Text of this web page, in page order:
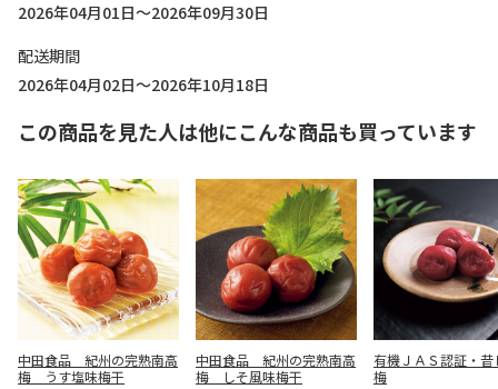
2026年04月01日～2026年09月30日
配送期間
2026年04月02日～2026年10月18日
この商品を見た人は他にこんな商品も買っています
中田食品 紀州の完熟南高
梅 うす塩味梅干
中田食品 紀州の完熟南高
梅 しそ風味梅干
有機ＪＡＳ認証・昔
梅